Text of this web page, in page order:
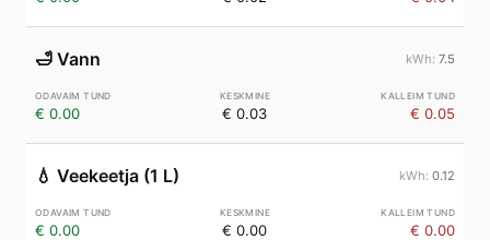
🛁 Vann 7.5
€ 0.00 € 0.03 € 0.05
💧 Veekeetja (1 L) 0.12
€ 0.00 € 0.00 € 0.00